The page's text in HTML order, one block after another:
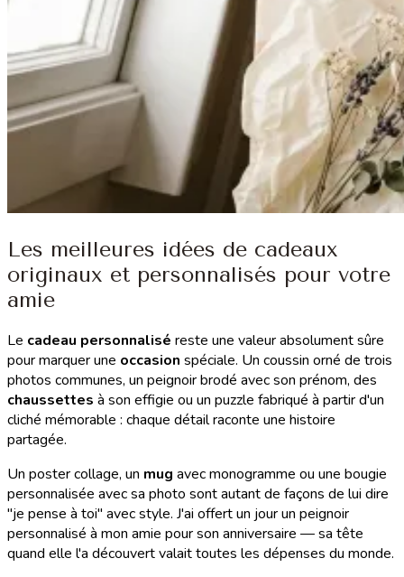
Les meilleures idées de cadeaux
originaux et personnalisés pour votre
amie
Le cadeau personnalisé reste une valeur absolument sûre
pour marquer une occasion spéciale. Un coussin orné de trois
photos communes, un peignoir brodé avec son prénom, des
chaussettes à son effigie ou un puzzle fabriqué à partir d'un
cliché mémorable : chaque détail raconte une histoire
partagée.
Un poster collage, un mug avec monogramme ou une bougie
personnalisée avec sa photo sont autant de façons de lui dire
"je pense à toi" avec style. J'ai offert un jour un peignoir
personnalisé à mon amie pour son anniversaire — sa tête
quand elle l'a découvert valait toutes les dépenses du monde.